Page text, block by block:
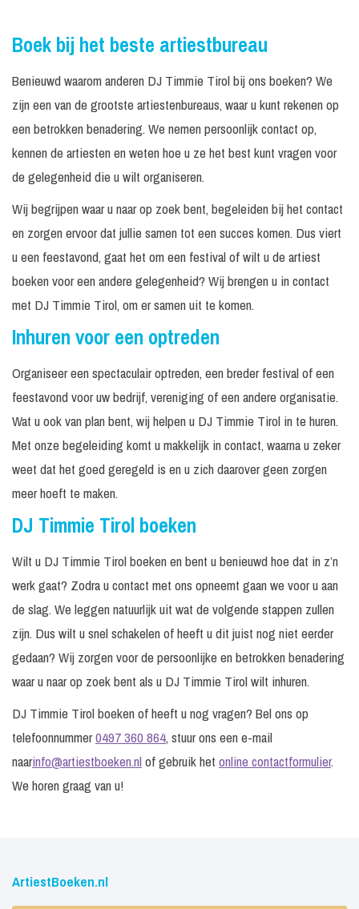
Boek bij het beste artiestbureau
Benieuwd waarom anderen DJ Timmie Tirol bij ons boeken? We
zijn een van de grootste artiestenbureaus, waar u kunt rekenen op
een betrokken benadering. We nemen persoonlijk contact op,
kennen de artiesten en weten hoe u ze het best kunt vragen voor
de gelegenheid die u wilt organiseren.
Wij begrijpen waar u naar op zoek bent, begeleiden bij het contact
en zorgen ervoor dat jullie samen tot een succes komen. Dus viert
u een feestavond, gaat het om een festival of wilt u de artiest
boeken voor een andere gelegenheid? Wij brengen u in contact
met DJ Timmie Tirol, om er samen uit te komen.
Inhuren voor een optreden
Organiseer een spectaculair optreden, een breder festival of een
feestavond voor uw bedrijf, vereniging of een andere organisatie.
Wat u ook van plan bent, wij helpen u DJ Timmie Tirol in te huren.
Met onze begeleiding komt u makkelijk in contact, waarna u zeker
weet dat het goed geregeld is en u zich daarover geen zorgen
meer hoeft te maken.
DJ Timmie Tirol boeken
Wilt u DJ Timmie Tirol boeken en bent u benieuwd hoe dat in z’n
werk gaat? Zodra u contact met ons opneemt gaan we voor u aan
de slag. We leggen natuurlijk uit wat de volgende stappen zullen
zijn. Dus wilt u snel schakelen of heeft u dit juist nog niet eerder
gedaan? Wij zorgen voor de persoonlijke en betrokken benadering
waar u naar op zoek bent als u DJ Timmie Tirol wilt inhuren.
DJ Timmie Tirol boeken of heeft u nog vragen? Bel ons op
telefoonnummer0497 360 864, stuur ons een e-mail
naarinfo@artiestboeken.nlof gebruik het online contactformulier.
We horen graag van u!
ArtiestBoeken.nl